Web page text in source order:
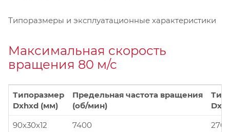
Типоразмеры и эксплуатационные характеристики
Максимальная скорость
вращения 80 м/с
Типоразмер
Dxhxd (мм)
Предельная частота вращения
(об/мин)
90x30x12
7400